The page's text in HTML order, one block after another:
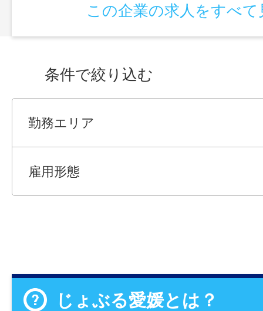
この企業の求人をすべて
条件で絞り込む
勤務エリア
雇用形態
じょぶる愛媛とは？